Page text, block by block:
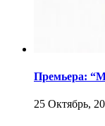
Премьера:
25 Октябрь,